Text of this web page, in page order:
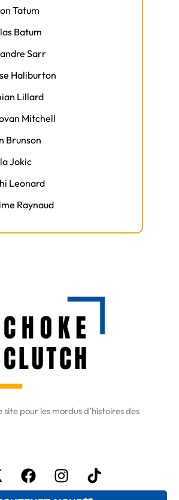
Tatum
Batum
Sarr
Haliburton
Lillard
Mitchell
Brunson
Jokic
Leonard
Raynaud
site pour les mordus d’histoires des
FacebookInstagram
Tiktok